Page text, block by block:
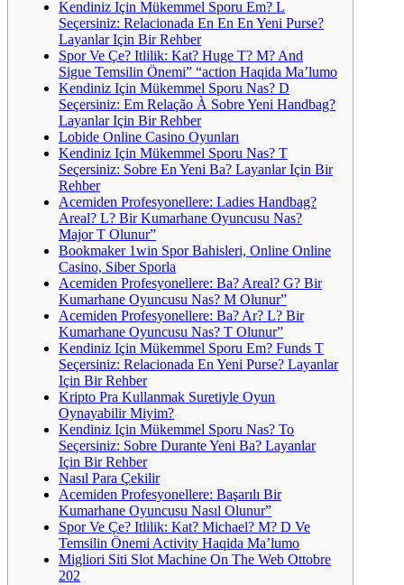
Kendiniz Için Mükemmel Sporu Em? L
Seçersiniz: Relacionada En En En Yeni Purse?
Layanlar Için Bir Rehber
Spor Ve Çe? Itlilik: Kat? Huge T? M? And
Sigue Temsilin Önemi” “action Haqida Ma’lumo
Kendiniz Için Mükemmel Sporu Nas? D
Seçersiniz: Em Relação À Sobre Yeni Handbag?
Layanlar Için Bir Rehber
Lobide Online Casino Oyunları
Kendiniz Için Mükemmel Sporu Nas? T
Seçersiniz: Sobre En Yeni Ba? Layanlar Için Bir
Rehber
Acemiden Profesyonellere: Ladies Handbag?
Areal? L? Bir Kumarhane Oyuncusu Nas?
Major T Olunur”
Bookmaker 1win Spor Bahisleri, Online Online
Casino, Siber Sporla
Acemiden Profesyonellere: Ba? Areal? G? Bir
Kumarhane Oyuncusu Nas? M Olunur”
Acemiden Profesyonellere: Ba? Ar? L? Bir
Kumarhane Oyuncusu Nas? T Olunur”
Kendiniz Için Mükemmel Sporu Em? Funds T
Seçersiniz: Relacionada En Yeni Purse? Layanlar
Için Bir Rehber
Kripto Pra Kullanmak Suretiyle Oyun
Oynayabilir Miyim?
Kendiniz Için Mükemmel Sporu Nas? To
Seçersiniz: Sobre Durante Yeni Ba? Layanlar
Için Bir Rehber
Nasıl Para Çekilir
Acemiden Profesyonellere: Başarılı Bir
Kumarhane Oyuncusu Nasıl Olunur”
Spor Ve Çe? Itlilik: Kat? Michael? M? D Ve
Temsilin Önemi Activity Haqida Ma’lumo
Migliori Siti Slot Machine On The Web Ottobre
202